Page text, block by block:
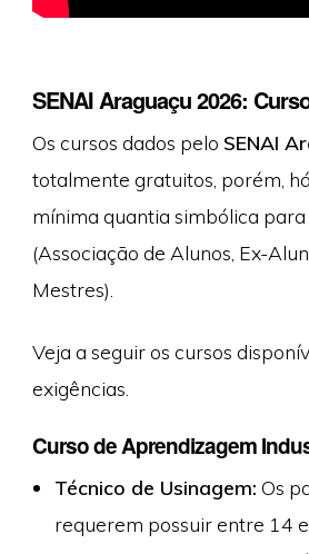
SENAI Araguaçu 2026:
Os cursos dados pelo SENAI
totalmente gratuitos, porém,
mínima quantia simbólica para
(Associação de Alunos, Ex-
Mestres).
Veja a seguir os cursos
exigências.
Curso de Aprendizagem
Técnico de Usinagem: Os
requerem possuir entre 14 e